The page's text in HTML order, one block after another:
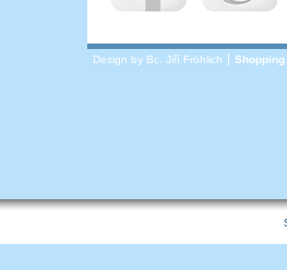
Design by Bc. Jiří Fröhlich